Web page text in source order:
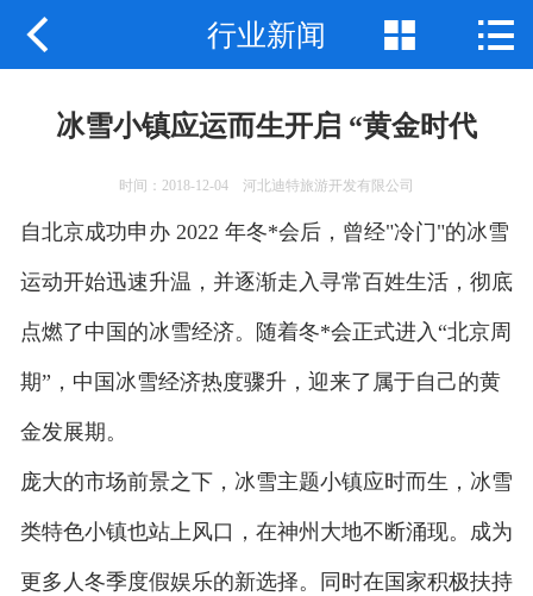
网站首页
应用案例
联系我们
 行业新闻  
冰雪小镇应运而生开启 “黄金时代
时间：2018-12-04 河北迪特旅游开发有限公司
自北京成功申办 2022 年冬*会后，曾经"冷门"的冰雪
运动开始迅速升温，并逐渐走入寻常百姓生活，彻底
点燃了中国的冰雪经济。随着冬*会正式进入“北京周
期”，中国冰雪经济热度骤升，迎来了属于自己的黄
金发展期。
庞大的市场前景之下，冰雪主题小镇应时而生，冰雪
类特色小镇也站上风口，在神州大地不断涌现。成为
更多人冬季度假娱乐的新选择。同时在国家积极扶持